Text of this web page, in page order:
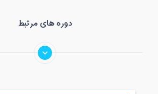
دوره های مرتبط